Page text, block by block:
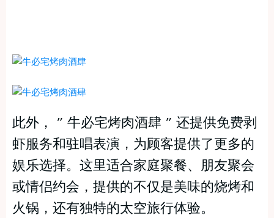
此外， ” 牛必宅烤肉酒肆 ” 还提供免费剥
虾服务和驻唱表演，为顾客提供了更多的
娱乐选择。这里适合家庭聚餐、朋友聚会
或情侣约会，提供的不仅是美味的烧烤和
火锅，还有独特的太空旅行体验。